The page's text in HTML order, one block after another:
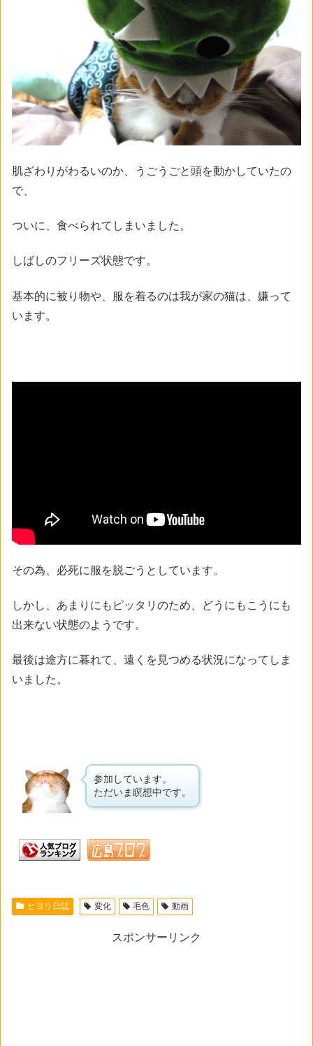
肌ざわりがわるいのか、うごうごと頭を動かしていたの
で、
ついに、食べられてしまいました。
しばしのフリーズ状態です。
基本的に被り物や、服を着るのは我が家の猫は、嫌って
います。
その為、必死に服を脱ごうとしています。
しかし、あまりにもピッタリのため、どうにもこうにも
出来ない状態のようです。
最後は途方に暮れて、遠くを見つめる状況になってしま
いました。
参加しています。
ただいま瞑想中です。
ヒヨリ日誌 変化 毛色 動画
スポンサーリンク